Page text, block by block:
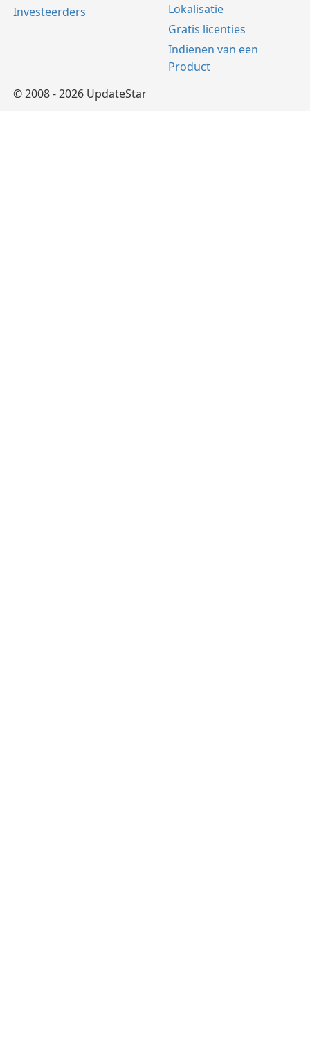
Investeerders
Lokalisatie
Gratis licenties
Indienen van een
Product
© 2008 - 2026 UpdateStar